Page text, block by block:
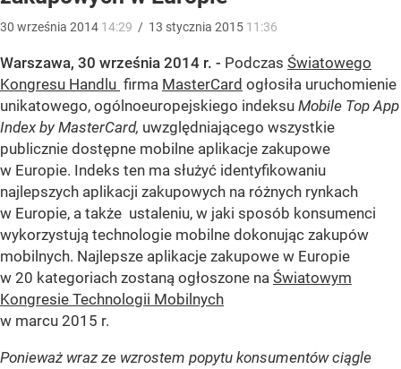
30 września 2014 14:29 / 13 stycznia 2015 11:36
Warszawa, 30 września 2014 r. - Podczas Światowego
Kongresu Handlu firma MasterCard ogłosiła uruchomienie
unikatowego, ogólnoeuropejskiego indeksu Mobile Top App
Index by MasterCard, uwzględniającego wszystkie
publicznie dostępne mobilne aplikacje zakupowe
w Europie. Indeks ten ma służyć identyfikowaniu
najlepszych aplikacji zakupowych na różnych rynkach
w Europie, a także ustaleniu, w jaki sposób konsumenci
wykorzystują technologie mobilne dokonując zakupów
mobilnych. Najlepsze aplikacje zakupowe w Europie
w 20 kategoriach zostaną ogłoszone na Światowym
Kongresie Technologii Mobilnych
w marcu 2015 r.
Ponieważ wraz ze wzrostem popytu konsumentów ciągle